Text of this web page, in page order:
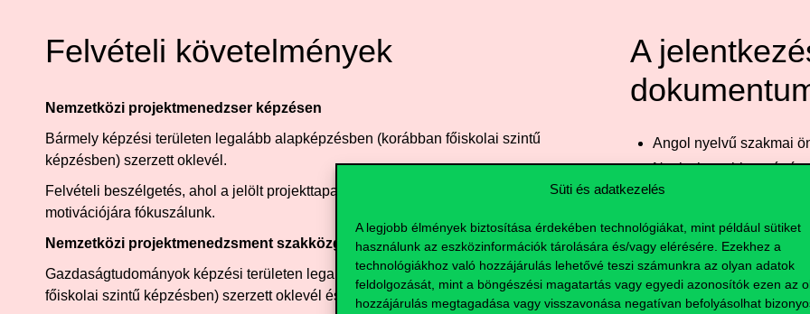
Süti és adatkezelés
A legjobb élmények biztosítása érdekében technológiákat, mint például sütiket
használunk az eszközinformációk tárolására és/vagy elérésére. Ezekhez a
technológiákhoz való hozzájárulás lehetővé teszi számunkra az olyan adatok
feldolgozását, mint a böngészési magatartás vagy egyedi azonosítók ezen az
hozzájárulás megtagadása vagy visszavonása negatívan befolyásolhat
Felvételi követelmények
Nemzetközi projektmenedzser képzésen
Bármely képzési területen legalább alapképzésben (korábban főiskolai szintű
képzésben) szerzett oklevél.
Felvételi beszélgetés, ahol a jelölt projekttapasztalatára, nyelvtudására és
motivációjára fókuszálunk.
Nemzetközi projektmenedzsment szakközgazdász képzésen
Gazdaságtudományok képzési területen legalább alapképzésben (korábban
főiskolai szintű képzésben) szerzett oklevél és közgazdász szakképzettség.
A
Angol nyelvű szakmai
Felsőfokú végzettséget